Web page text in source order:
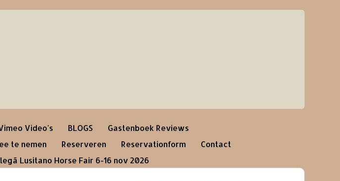
Video's BLOGS
Gastenboek Reviews
te nemen Reserveren Reservationform
Contact
Lusitano Horse Fair 6-16 nov 2026